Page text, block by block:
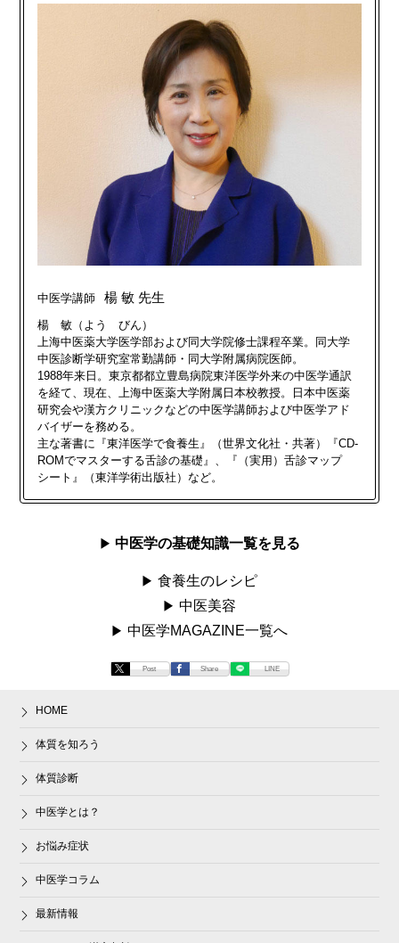
中医学講師 楊 敏 先生
楊 敏（よう びん）
上海中医薬大学医学部および同大学院修士課程卒業。同大学
中医診断学研究室常勤講師・同大学附属病院医師。
1988年来日。東京都都立豊島病院東洋医学外来の中医学通訳
を経て、現在、上海中医薬大学附属日本校教授。日本中医薬
研究会や漢方クリニックなどの中医学講師および中医学アド
バイザーを務める。
主な著書に『東洋医学で食養生』（世界文化社・共著）『CD-
ROMでマスターする舌診の基礎』、『（実用）舌診マップ
シート』（東洋学術出版社）など。
中医学の基礎知識一覧を見る
食養生のレシピ
中医美容
中医学MAGAZINE一覧へ
Post Share LINE
HOME
体質を知ろう
体質診断
中医学とは？
お悩み症状
中医学コラム
最新情報